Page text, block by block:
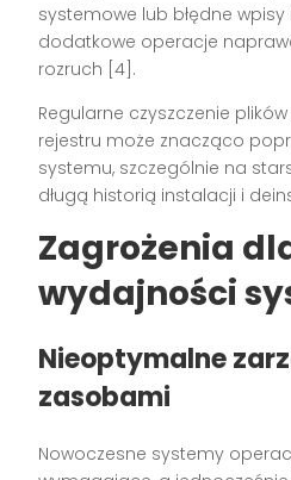
systemowe lub błędne
dodatkowe operacje
rozruch [4].
Regularne czyszczenie
rejestru może znacząco
systemu, szczególnie na
długą historią instalacji i
Zagrożenia
wydajności
Nieoptymalne
zasobami
Nowoczesne systemy